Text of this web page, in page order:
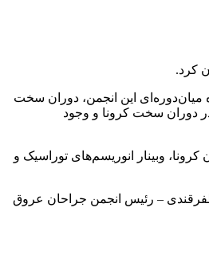
کرد.
میان‌دوره‌ای این انجمن، دوران سخت
دوران سخت کرونا و وجود
وبینار انوریسم‌های توراسیک و
– رئیس انجمن جراحان عروق